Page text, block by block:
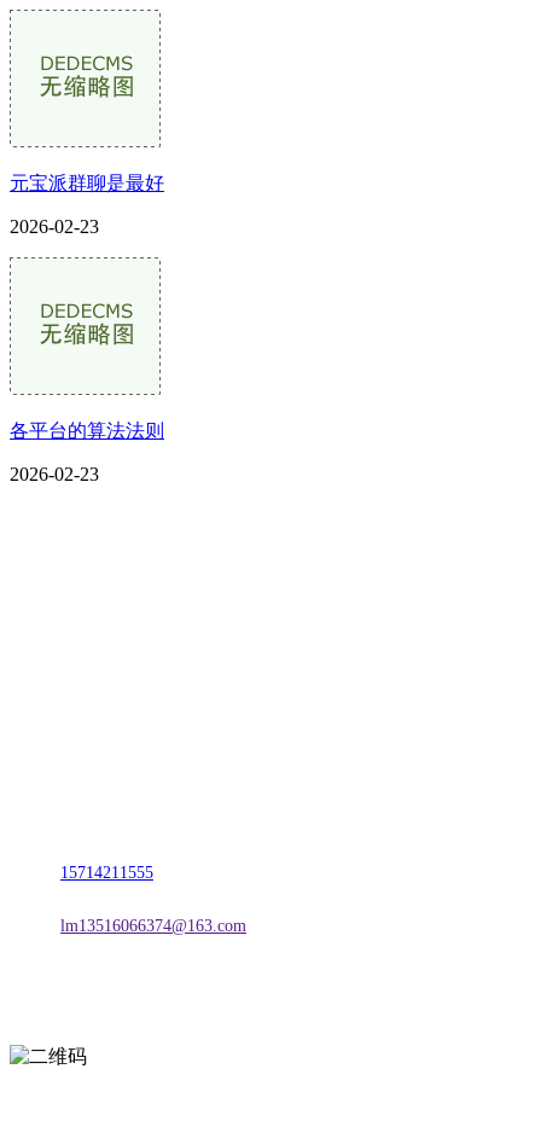
元宝派群聊是最好
2026-02-23
各平台的算法法则
2026-02-23
15714211555
lm13516066374@163.com